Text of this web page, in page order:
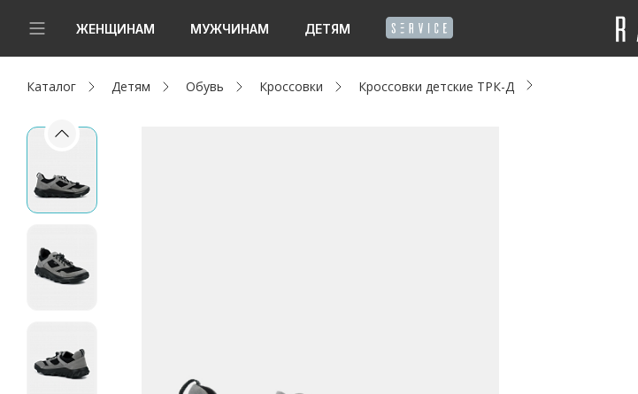
ЖЕНЩИНАМ МУЖЧИНАМ ДЕТЯМ
Новинки
Женщинам
Мужчинам
Капсула
Акции / Новости
Каталог Детям Обувь Кроссовки Кроссовки детские ТРК-Д